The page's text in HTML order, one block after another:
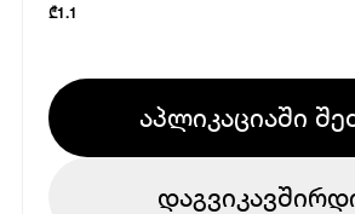
₾1.1
აპლიკაციაში